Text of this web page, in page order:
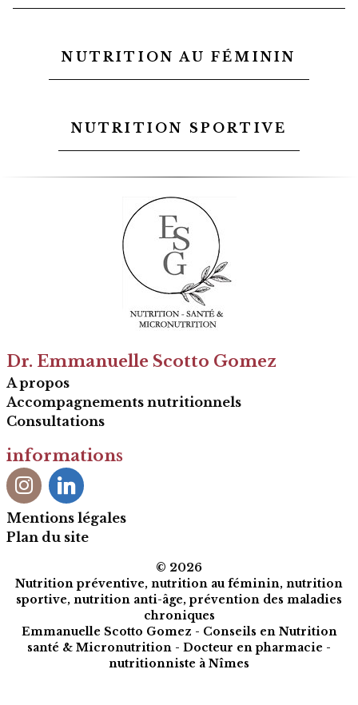
NUTRITION AU FÉMININ
NUTRITION SPORTIVE
Dr. Emmanuelle Scotto Gomez
A propos
Accompagnements nutritionnels
Consultations
informations
InstagramLinkedin
Mentions légales
Plan du site
© 2026
Nutrition préventive, nutrition au féminin, nutrition
sportive, nutrition anti-âge, prévention des maladies
chroniques
Emmanuelle Scotto Gomez - Conseils en Nutrition
santé & Micronutrition - Docteur en pharmacie -
nutritionniste à Nîmes